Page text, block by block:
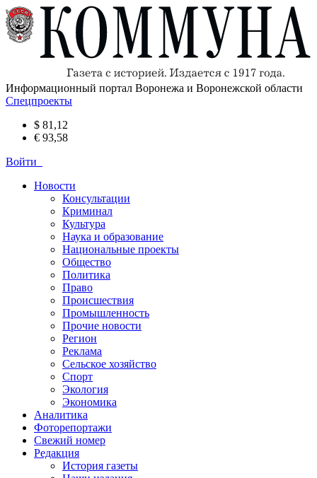
Информационный портал Воронежа и Воронежской области
Спецпроекты
$ 81,12
€ 93,58
Войти
Новости
Консультации
Криминал
Культура
Наука и образование
Национальные проекты
Общество
Политика
Право
Происшествия
Промышленность
Прочие новости
Регион
Реклама
Сельское хозяйство
Спорт
Экология
Экономика
Аналитика
Фоторепортажи
Свежий номер
Редакция
История газеты